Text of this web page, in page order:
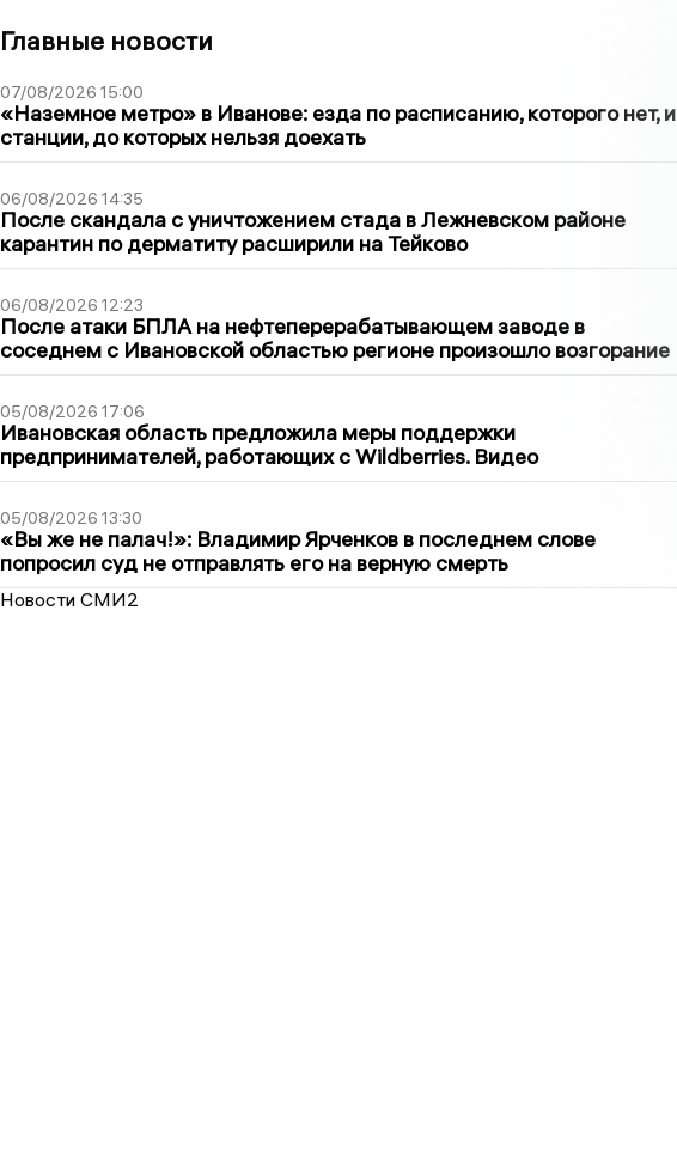
Главные новости
07/08/2026 15:00
«Наземное метро» в Иванове: езда по расписанию, которого нет, и
станции, до которых нельзя доехать
06/08/2026 14:35
После скандала с уничтожением стада в Лежневском районе
карантин по дерматиту расширили на Тейково
06/08/2026 12:23
После атаки БПЛА на нефтеперерабатывающем заводе в
соседнем с Ивановской областью регионе произошло возгорание
05/08/2026 17:06
Ивановская область предложила меры поддержки
предпринимателей, работающих с Wildberries. Видео
05/08/2026 13:30
«Вы же не палач!»: Владимир Ярченков в последнем слове
попросил суд не отправлять его на верную смерть
Новости СМИ2